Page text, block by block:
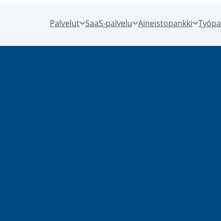
Palvelut SaaS-palvelu Aineistopankki